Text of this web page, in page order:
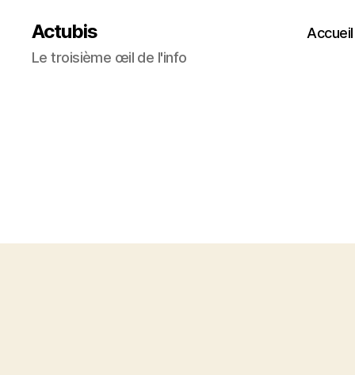
Actubis
Le troisième œil de l'info
Accueil